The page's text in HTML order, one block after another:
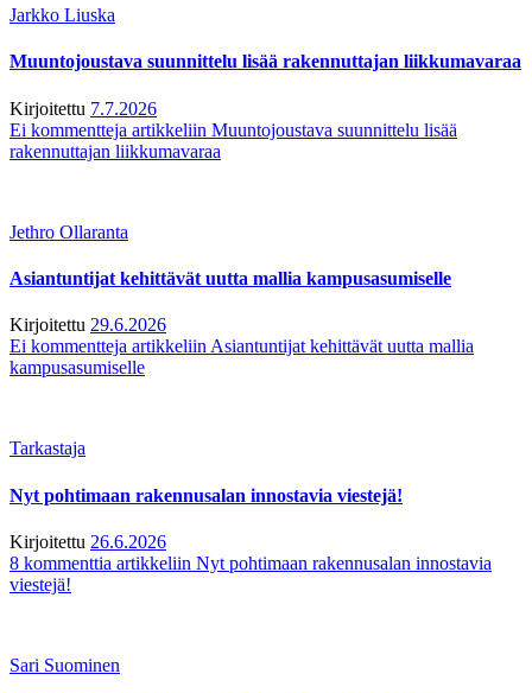
Jarkko Liuska
Muuntojoustava suunnittelu lisää rakennuttajan liikkumavaraa
Kirjoitettu 7.7.2026
Ei kommentteja artikkeliin Muuntojoustava suunnittelu lisää
rakennuttajan liikkumavaraa
Jethro Ollaranta
Asiantuntijat kehittävät uutta mallia kampusasumiselle
Kirjoitettu 29.6.2026
Ei kommentteja artikkeliin Asiantuntijat kehittävät uutta mallia
kampusasumiselle
Tarkastaja
Nyt pohtimaan rakennusalan innostavia viestejä!
Kirjoitettu 26.6.2026
8 kommenttia artikkeliin Nyt pohtimaan rakennusalan innostavia
viestejä!
Sari Suominen